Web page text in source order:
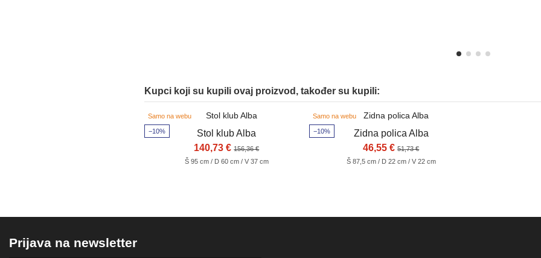
Kupci koji su kupili ovaj proizvod, također su kupili:
Samo na webu
−10%
Stol klub Alba
140,73 €156,36 €
Š 95 cm / D 60 cm / V 37 cm
Samo na webu
−10%
Zidna polica Alba
46,55 €51,73 €
Š 87,5 cm / D 22 cm / V 22 cm
Prijava na newsletter